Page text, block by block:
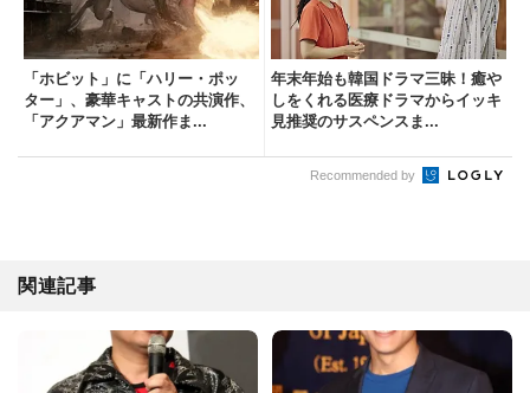
「ホビット」に「ハリー・ポッ
ター」、豪華キャストの共演作、
「アクアマン」最新作ま...
年末年始も韓国ドラマ三昧！癒や
しをくれる医療ドラマからイッキ
見推奨のサスペンスま...
Recommended by
関連記事